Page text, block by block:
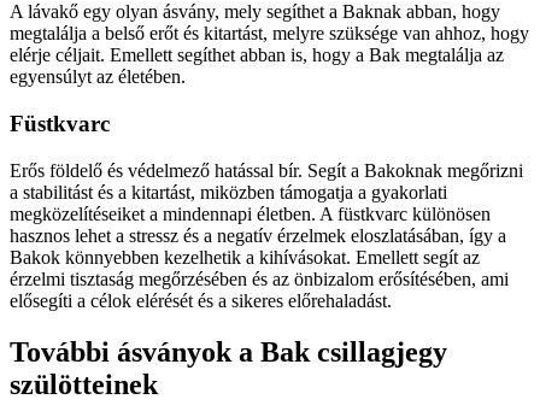
A lávakő egy olyan ásvány, mely segíthet a Baknak abban, hogy
megtalálja a belső erőt és kitartást, melyre szüksége van ahhoz, hogy
elérje céljait. Emellett segíthet abban is, hogy a Bak megtalálja az
egyensúlyt az életében.
Füstkvarc
Erős földelő és védelmező hatással bír. Segít a Bakoknak megőrizni
a stabilitást és a kitartást, miközben támogatja a gyakorlati
megközelítéseiket a mindennapi életben. A füstkvarc különösen
hasznos lehet a stressz és a negatív érzelmek eloszlatásában, így a
Bakok könnyebben kezelhetik a kihívásokat. Emellett segít az
érzelmi tisztaság megőrzésében és az önbizalom erősítésében, ami
elősegíti a célok elérését és a sikeres előrehaladást.
További ásványok a Bak csillagjegy
szülötteinek